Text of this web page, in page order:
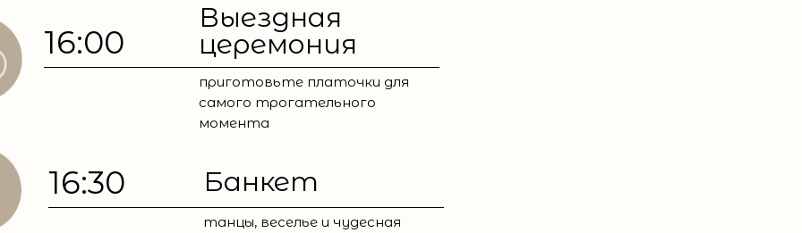
16:00
Выездная
церемония
приготовьте платочки для
самого трогательного
момента
16:30 Банкет
танцы, веселье и чудесная